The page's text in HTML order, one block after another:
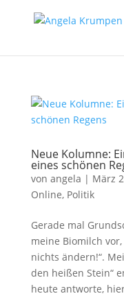
Neue Kolumne:
eines schönen
von angela | März
Online, Politik
Gerade mal
meine Biomilch
nichts ändern!“.
den heißen Stein“
heute antworte,